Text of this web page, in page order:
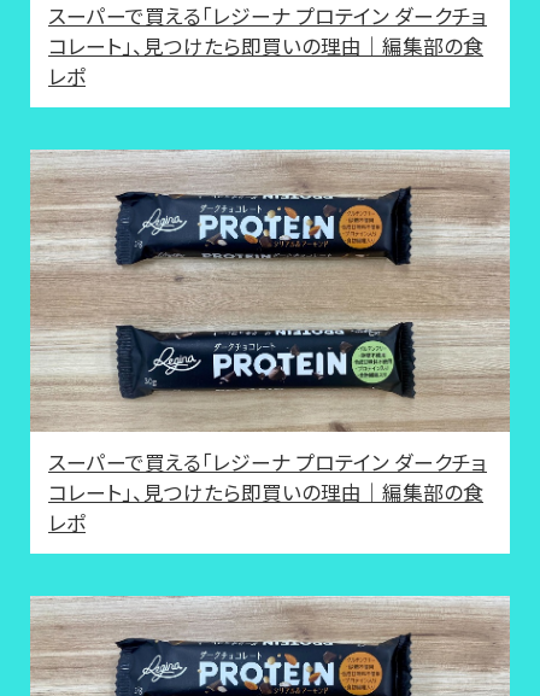
スーパーで買える「レジーナ プロテイン ダークチョ
コレート」、見つけたら即買いの理由｜編集部の食
レポ
スーパーで買える「レジーナ プロテイン ダークチョ
コレート」、見つけたら即買いの理由｜編集部の食
レポ